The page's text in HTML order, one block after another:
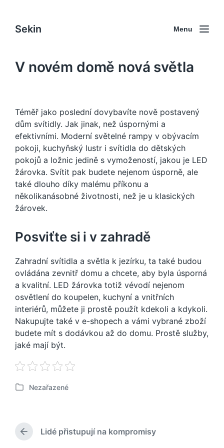
Sekin Menu
V novém domě nová světla
Téměř jako poslední dovybavíte nově postavený
dům svítidly. Jak jinak, než úspornými a
efektivními. Moderní světelné rampy v obývacím
pokoji, kuchyňský lustr i svítidla do dětských
pokojů a ložnic jedině s vymožeností, jakou je LED
žárovka. Svítit pak budete nejenom úsporně, ale
také dlouho díky malému příkonu a
několikanásobné životnosti, než je u klasických
žárovek.
Posviťte si i v zahradě
Zahradní svítidla a světla k jezírku, ta také budou
ovládána zevnitř domu a chcete, aby byla úsporná
a kvalitní. LED žárovka totiž vévodí nejenom
osvětlení do koupelen, kuchyní a vnitřních
interiérů, můžete ji prostě použít kdekoli a kdykoli.
Nakupujte také v e-shopech a vámi vybrané zboží
budete mít s dodávkou až do domu. Prostě služby,
jaké mají být.
P
i
Nezařazené
P
ř
Lidé přistupují na kompromisy